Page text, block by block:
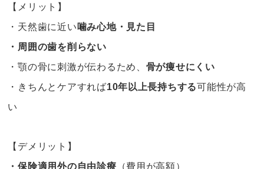
【メリット】
・天然歯に近い 噛み心地・見た目
・周囲の歯を削らない
・顎の骨に刺激が伝わるため、 骨が痩せにくい
・きちんとケアすれば10年以上長持ちする可能性が高
い
【デメリット】
・保険適用外の自由診療 （費用が高額）